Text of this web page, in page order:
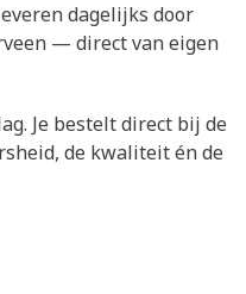
dagelijks door
— direct van eigen
Je bestelt direct bij de
de kwaliteit én de